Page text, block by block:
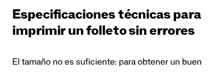
Especificaciones técnicas para
imprimir un folleto sin errores
El tamaño no es suficiente: para obtener un buen